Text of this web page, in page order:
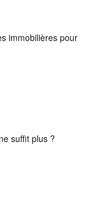
immobilières pour
suffit plus ?